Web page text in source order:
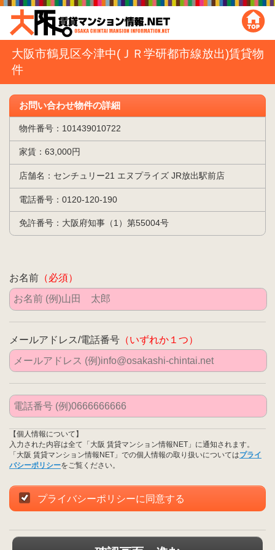
大阪市鶴見区今津中(ＪＲ学研都市線放出)賃貸物
件
お問い合わせ物件の詳細
物件番号：101439010722
家賃：63,000円
店舗名：センチュリー21 エヌプライズ JR放出駅前店
電話番号：0120-120-190
免許番号：大阪府知事（1）第55004号
お名前 （必須）
メールアドレス/電話番号 （いずれか１つ）
【個人情報について】
入力された内容は全て「大阪 賃貸マンション情報NET」に通知されます。
「大阪 賃貸マンション情報NET」での個人情報の取り扱いについてはプライ
バシーポリシーをご覧ください。
プライバシーポリシーに同意する